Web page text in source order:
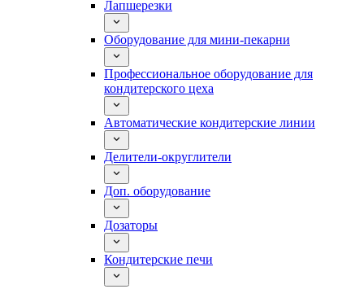
Лапшерезки
Оборудование для мини-пекарни
Профессиональное оборудование для
кондитерского цеха
Автоматические кондитерские линии
Делители-округлители
Доп. оборудование
Дозаторы
Кондитерские печи